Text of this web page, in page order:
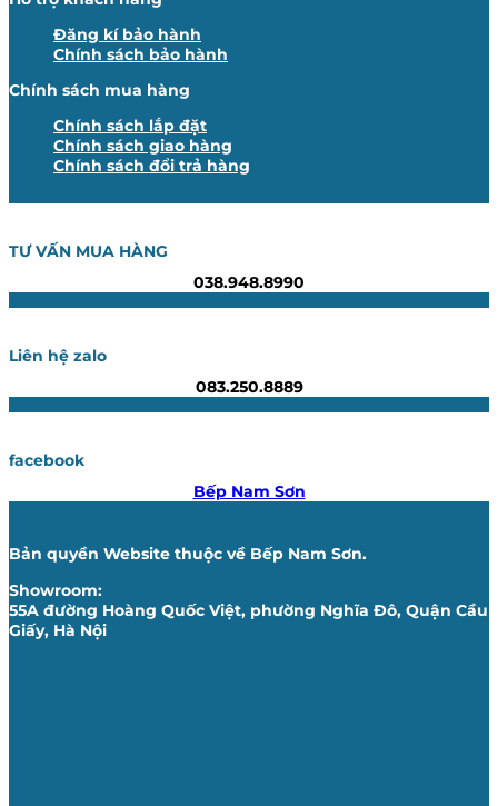
Đăng kí bảo hành
Chính sách bảo hành
Chính sách mua hàng
Chính sách lắp đặt
Chính sách giao hàng
Chính sách đổi trả hàng
TƯ VẤN MUA HÀNG
038.948.8990
Liên hệ zalo
083.250.8889
facebook
Bếp Nam Sơn
Bản quyền Website thuộc về Bếp Nam Sơn.
Showroom:
55A đường Hoàng Quốc Việt, phường Nghĩa Đô, Quận Cầu
Giấy, Hà Nội